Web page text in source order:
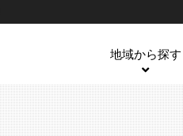
地域から探す